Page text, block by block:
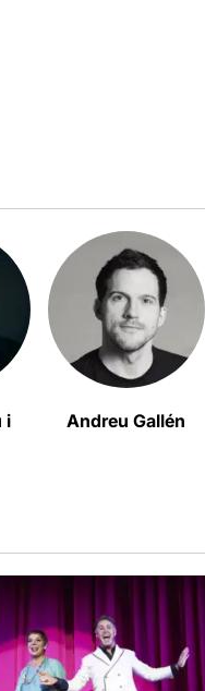
i
Andreu Gallén